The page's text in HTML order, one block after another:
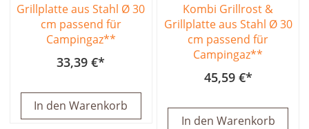
Grillplatte aus Stahl Ø 30
cm passend für
Campingaz**
33,39 €
In den Warenkorb
Kombi Grillrost &
Grillplatte aus Stahl Ø 30
cm passend für
Campingaz**
45,59 €
In den Warenkorb